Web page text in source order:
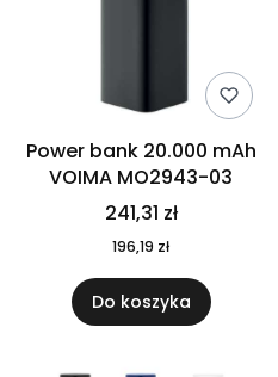
Power bank 20.000 mAh
VOIMA MO2943-03
241,31 zł
196,19 zł
Do koszyka